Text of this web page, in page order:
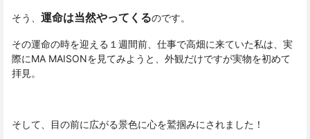
そう、 運命は当然やってくるのです。
その運命の時を迎える１週間前、仕事で高畑に来ていた私は、実
際にMA MAISONを見てみようと、外観だけですが実物を初めて
拝見。
そして、目の前に広がる景色に心を鷲掴みにされました！